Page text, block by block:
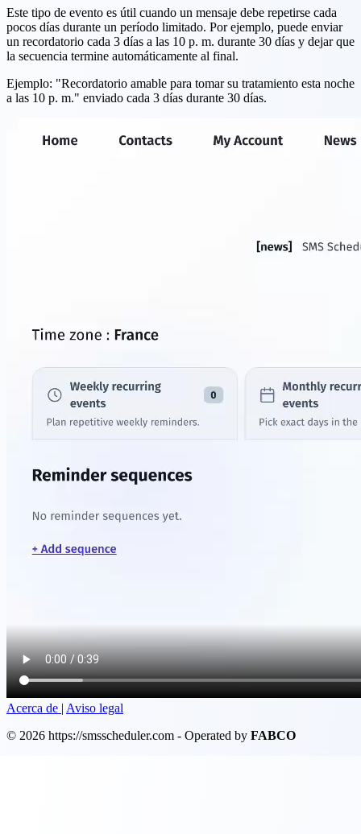
Este tipo de evento es útil cuando un mensaje debe repetirse cada
pocos días durante un período limitado. Por ejemplo, puede enviar
un recordatorio cada 3 días a las 10 p. m. durante 30 días y dejar que
la secuencia termine automáticamente al final.
Ejemplo: "Recordatorio amable para tomar su tratamiento esta noche
a las 10 p. m." enviado cada 3 días durante 30 días.
Acerca de | Aviso legal
© 2026 https://smsscheduler.com - Operated by FABCO